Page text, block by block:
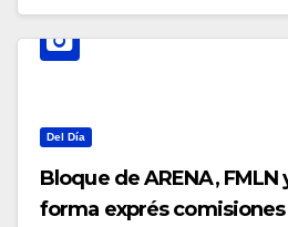
Del Día
Bloque de ARENA, FMLN
forma exprés